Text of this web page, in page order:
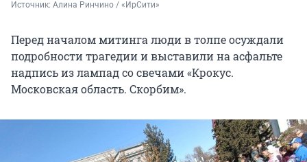
Источник: Алина Ринчино / «ИрСити»
Перед началом митинга люди в толпе осуждали
подробности трагедии и выставили на асфальте
надпись из лампад со свечами «Крокус.
Московская область. Скорбим».